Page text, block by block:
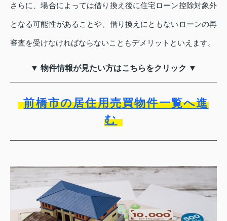
さらに、場合によっては借り換え後に住宅ローン控除対象外
となる可能性があることや、借り換えにともないローンの再
審査を受けなければならないこともデメリットといえます。
▼ 物件情報が見たい方はこちらをクリック ▼
前橋市の居住用売買物件一覧へ進
む